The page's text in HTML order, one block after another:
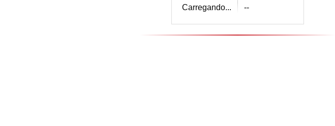
Carregando... --